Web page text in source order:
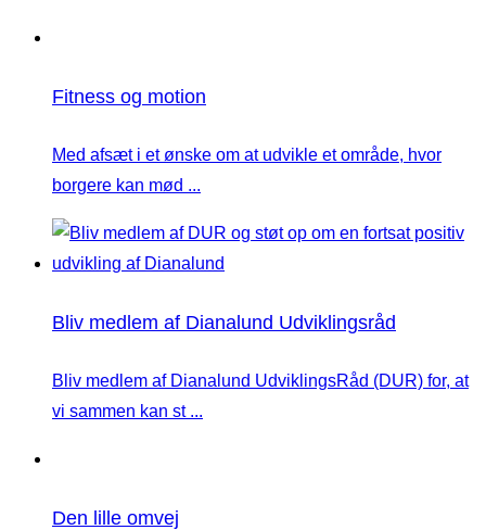
Fitness og motion
Med afsæt i et ønske om at udvikle et område, hvor
borgere kan mød ...
Bliv medlem af Dianalund Udviklingsråd
Bliv medlem af Dianalund UdviklingsRåd (DUR) for, at
vi sammen kan st ...
Den lille omvej